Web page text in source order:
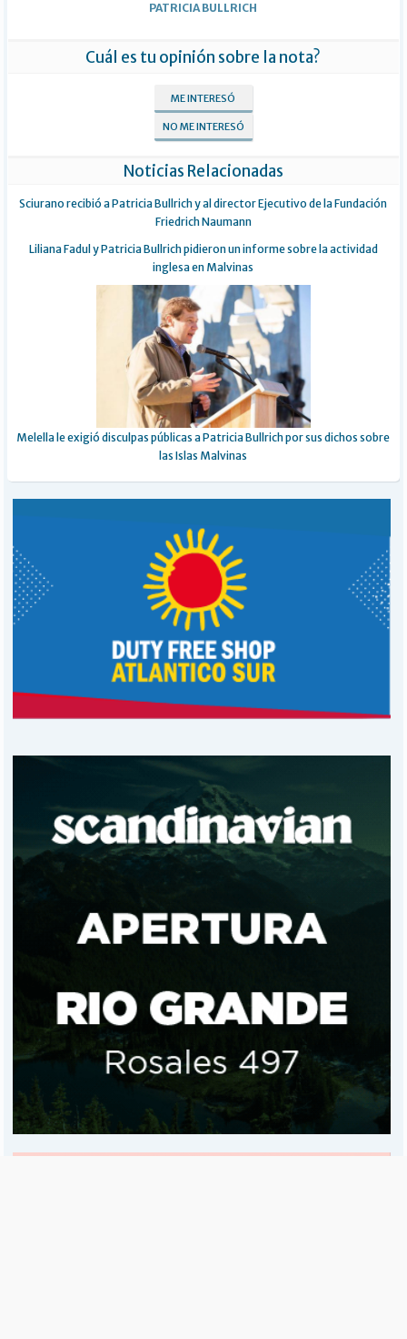
PATRICIA BULLRICH
Cuál es tu opinión sobre la nota?
ME INTERESÓ
NO ME INTERESÓ
Noticias Relacionadas
Sciurano recibió a Patricia Bullrich y al director Ejecutivo de la Fundación
Friedrich Naumann
Liliana Fadul y Patricia Bullrich pidieron un informe sobre la actividad
inglesa en Malvinas
Melella le exigió disculpas públicas a Patricia Bullrich por sus dichos sobre
las Islas Malvinas